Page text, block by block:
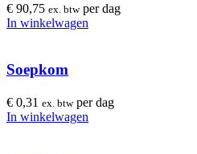
€ 90,75 ex. btwper dag
In winkelwagen
Soepkom
€ 0,31 ex. btwper dag
In winkelwagen